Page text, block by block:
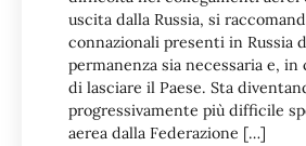
uscita dalla Russia, si
connazionali presenti in Russia
permanenza sia necessaria e, in
di lasciare il Paese. Sta
progressivamente più difficile
aerea dalla Federazione […]